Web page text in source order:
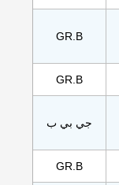
GR.B
GR.B
جي بي ب
GR.B